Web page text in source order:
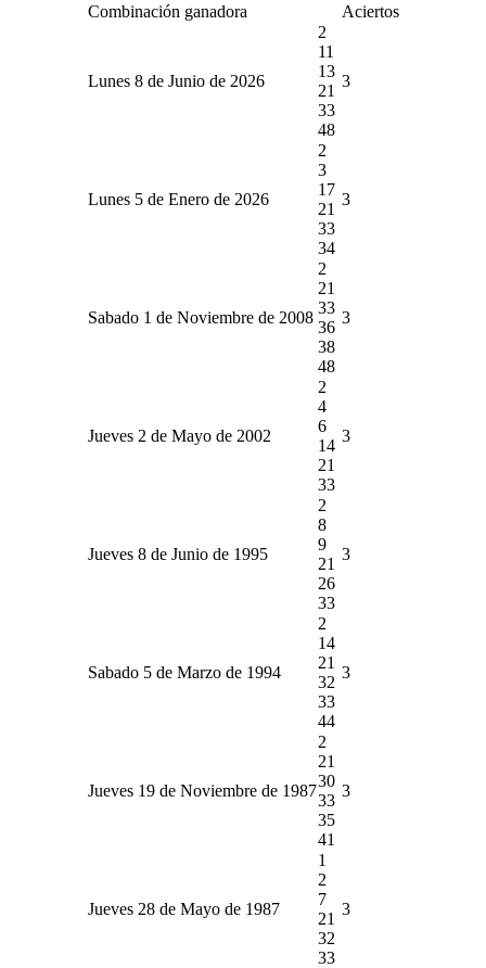
Combinación ganadora Aciertos
Lunes 8 de Junio de 2026
2
11
13
21
33
48
3
Lunes 5 de Enero de 2026
2
3
17
21
33
34
3
Sabado 1 de Noviembre de 2008
2
21
33
36
38
48
3
Jueves 2 de Mayo de 2002
2
4
6
14
21
33
3
Jueves 8 de Junio de 1995
2
8
9
21
26
33
3
Sabado 5 de Marzo de 1994
2
14
21
32
33
44
3
Jueves 19 de Noviembre de 1987
2
21
30
33
35
41
3
Jueves 28 de Mayo de 1987
1
2
7
21
32
33
3